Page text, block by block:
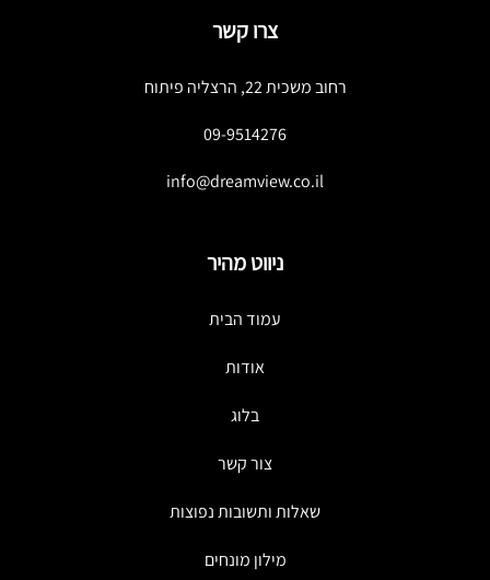
צרו קשר
רחוב משכית 22, הרצליה פיתוח
09-9514276
info@dreamview.co.il
ניווט מהיר
עמוד הבית
אודות
בלוג
צור קשר
שאלות ותשובות נפוצות
מילון מונחים